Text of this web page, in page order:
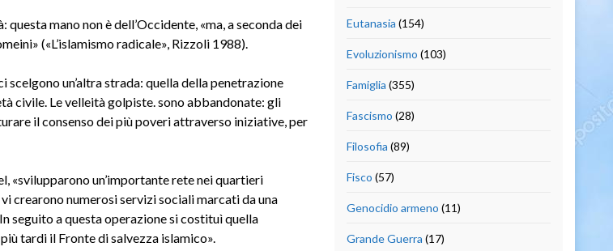
questa mano non è dell’Occidente, «ma, a seconda dei
(«L’islamismo radicale», Rizzoli 1988).
un’altra strada: quella della penetrazione
civile. Le velleità golpiste. sono abbandonate: gli
il consenso dei più poveri attraverso iniziative, per
«svilupparono un’importante rete nei quartieri
crearono numerosi servizi sociali marcati da una
seguito a questa operazione si costituì quella
tardi il Fronte di salvezza islamico».
Eutanasia (154)
Evoluzionismo (103)
Famiglia (355)
Fascismo (28)
Filosofia (89)
Fisco (57)
Genocidio armeno (11)
Grande Guerra (17)